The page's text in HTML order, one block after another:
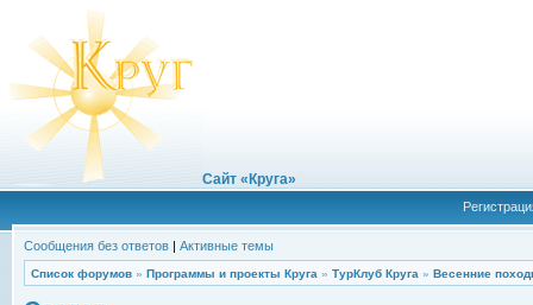
Сайт «Круга»
Сообщения без ответов | Активные темы
Список форумов » Программы и проекты Круга » ТурКлуб Круга » Весенние